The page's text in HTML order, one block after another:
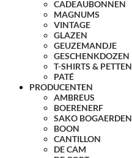
CADEAUBONNEN
MAGNUMS
VINTAGE
GLAZEN
GEUZEMANDJE
GESCHENKDOZEN
T-SHIRTS & PETTEN
PATÉ
PRODUCENTEN
AMBREUS
BOERENERF
SAKO BOGAERDEN
BOON
CANTILLON
DE CAM